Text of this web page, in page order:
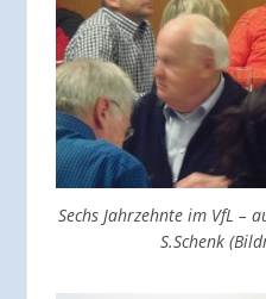
Sechs Jahrzehnte im VfL –
S.Schenk